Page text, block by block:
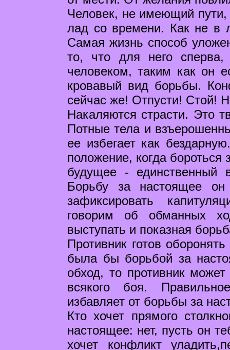
Человек, не имеющий
лад со времени. Как не в
Самая жизнь способ
то, что для него
человеком, таким как он
кровавый вид борьбы.
сейчас же! Отпусти! Стой!
Накаляются страсти. Это
Потные тела и
ее избегает как
положение, когда
будущее - единственный
Борьбу за настоящее
зафиксировать
говорим об обманных
выступать и показная
Противник готов
была бы борьбой за
обход, то противник
всякого боя.
избавляет от борьбы за
Кто хочет прямого
настоящее: нет, пусть он
хочет конфликт